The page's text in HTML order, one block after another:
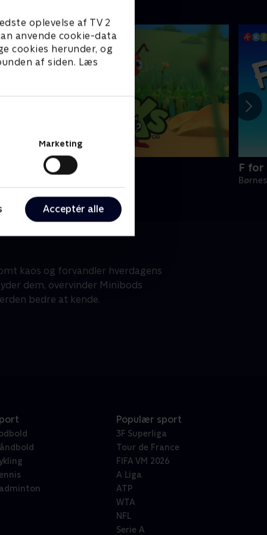
oplevelse af TV 2
anvende cookie-data
cookies herunder, og
af siden. Læs
Marketing
Acceptér alle
F
kaos og forvandler hverdagens
dem, overvinder Minibods
bedre at kende.
Populær sport
3F Superliga
Tour de France
FIFA VM 2026
A Liga
ATP
WTA
NFL
Serie A